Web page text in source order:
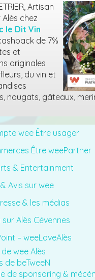
Artisan
chez
le Dit Vin
de 7%
et
originales
du vin et
nougats, gâteaux,
wee Être usager
Être weePartner
& Entertainment
Avis sur wee
& les médias
Alès Cévennes
– weeLoveAlès
de wee Alès
de beTweeN
de sponsoring &